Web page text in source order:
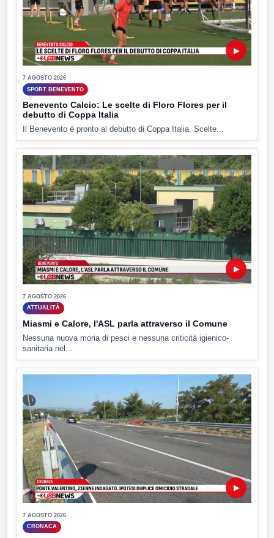
▶
7 AGOSTO 2026
SPORT BENEVENTO
Benevento Calcio: Le scelte di Floro Flores per il
debutto di Coppa Italia
Il Benevento è pronto al debutto di Coppa Italia. Scelte...
▶
7 AGOSTO 2026
ATTUALITÀ
Miasmi e Calore, l'ASL parla attraverso il Comune
Nessuna nuova moria di pesci e nessuna criticità igienico-
sanitaria nel...
▶
7 AGOSTO 2026
CRONACA